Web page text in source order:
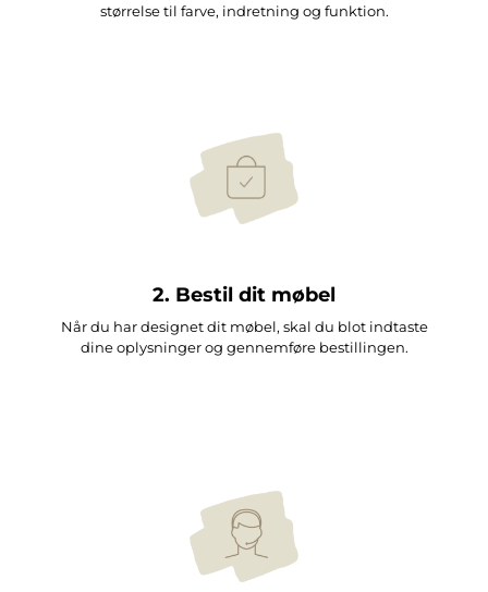
størrelse til farve, indretning og funktion.
2. Bestil dit møbel
Når du har designet dit møbel, skal du blot indtaste
dine oplysninger og gennemføre bestillingen.